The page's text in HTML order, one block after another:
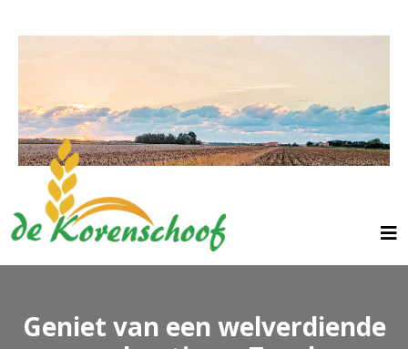
Geniet van een welverdiende